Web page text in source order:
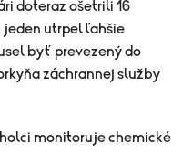
doteraz ošetrili 16
jeden utrpel ľahšie
byť prevezený do
záchrannej služby
monitoruje chemické